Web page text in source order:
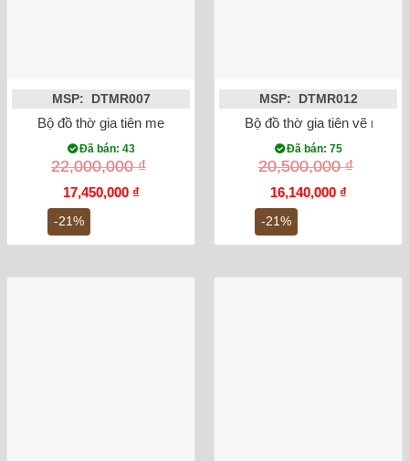
-21%
MSP: DTMR007
Bộ đồ thờ gia tiên men ngọc lục bảo Bát Tràng
Đã bán: 43
22,000,000₫
Giá
gốc
là:
22,000,000 ₫.
17,450,000 ₫Giá
17,450,000 ₫.
-21%
MSP: DTMR012
Bộ đồ thờ gia tiên vẽ men
Đã bán: 75
20,500,000₫
Giá
gốc
là:
20,500,000 ₫.
16,140,000 ₫Giá